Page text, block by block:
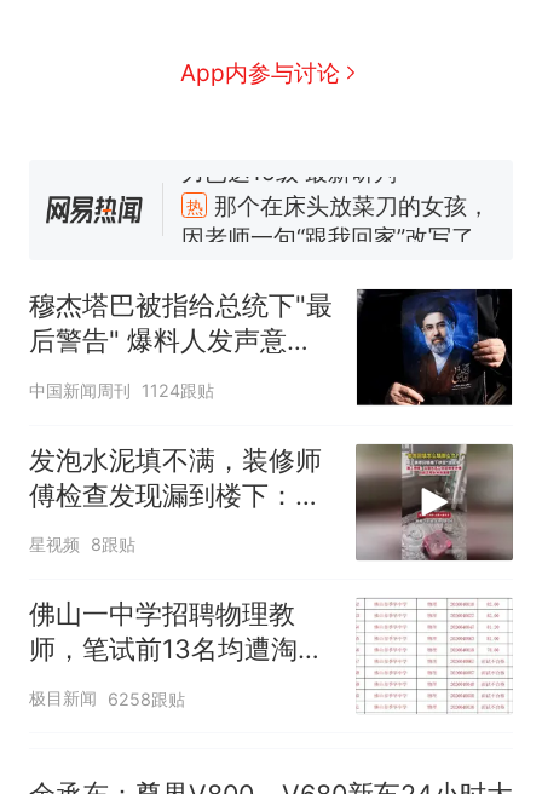
App内参与讨论
热
那个在床头放菜刀的女孩，
因老师一句“跟我回家”改写了
号，仅凭视频评出？中国烹饪
协会回应
美国渔民钓获鲨鱼徒手将其拽
回大海 目击者直呼震惊 （视频
来源：参考消息）
笔试第一被第二名传话劝弃考
佛山一中学招聘物理教师，笔
试前13名均遭淘汰？教育局：
已叫停招聘，成立调查组全面
台风"白海豚"中心附近最大风
力已达15级 最新研判
因老师一句“跟我回家”改写了
人生
穆杰塔巴被指给总统下"最
后警告" 爆料人发声意味
深长
中国新闻周刊 1124跟贴
发泡水泥填不满，装修师
傅检查发现漏到楼下：出
风口未延伸到外墙
星视频 8跟贴
佛山一中学招聘物理教
师，笔试前13名均遭淘
汰？教育局：已叫停招
聘，成立调查组全面核查
极目新闻 6258跟贴